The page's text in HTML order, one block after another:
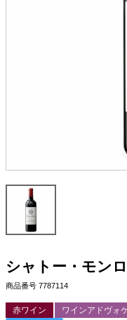
シャトー・モン
商品番号 7787114
赤ワイン ワインアドヴォ